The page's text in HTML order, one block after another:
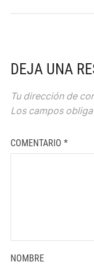
DEJA UNA
Tu dirección de
Los campos
COMENTARIO *
NOMBRE